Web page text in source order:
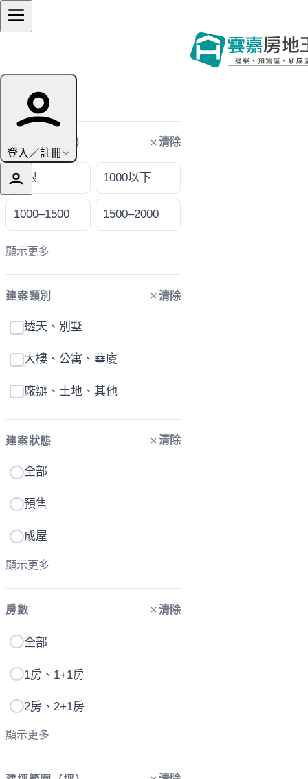
登入／註冊
篩選條件
購屋預算（萬） 清除
不限 1000以下
1000–1500 1500–2000
顯示更多
建案類別 清除
透天、別墅
大樓、公寓、華廈
廠辦、土地、其他
建案狀態 清除
全部
預售
成屋
顯示更多
房數 清除
全部
1房、1+1房
2房、2+1房
顯示更多